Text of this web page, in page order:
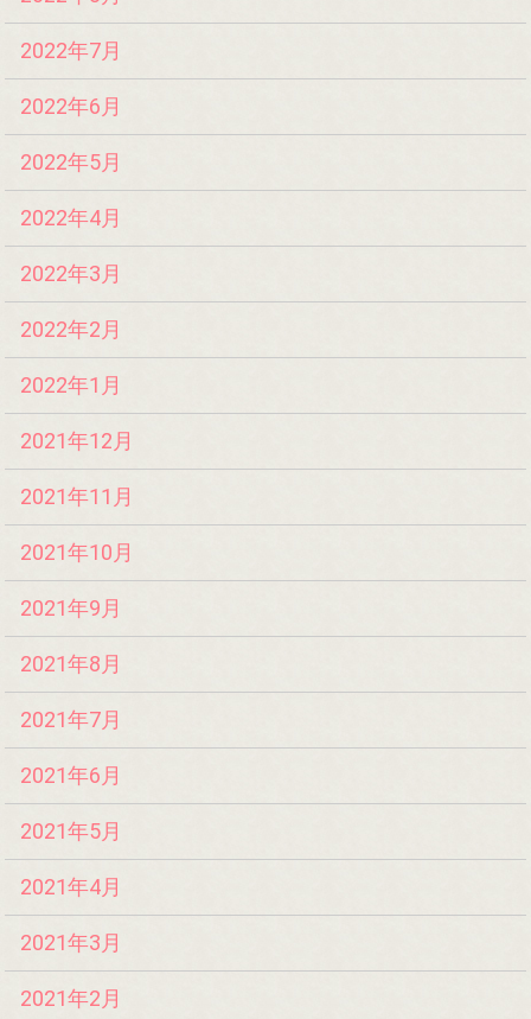
2022年7月
2022年6月
2022年5月
2022年4月
2022年3月
2022年2月
2022年1月
2021年12月
2021年11月
2021年10月
2021年9月
2021年8月
2021年7月
2021年6月
2021年5月
2021年4月
2021年3月
2021年2月